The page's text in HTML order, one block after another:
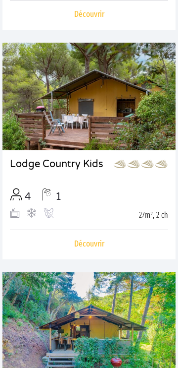
Découvrir
Lodge Country Kids
4 1
27m², 2 ch
Découvrir